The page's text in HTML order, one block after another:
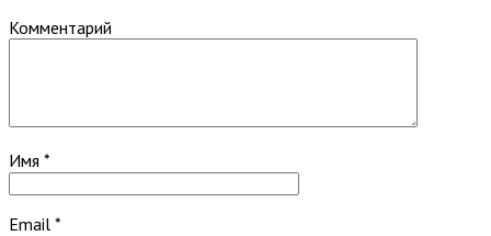
Комментарий
Имя *
Email *